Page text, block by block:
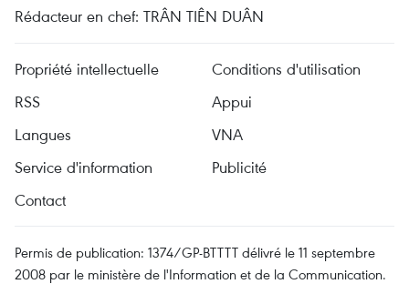
Rédacteur en chef: TRÂN TIÊN DUÂN
Propriété intellectuelle
Conditions d'utilisation
RSS
Appui
Langues
VNA
Service d'information
Publicité
Contact
Permis de publication: 1374/GP-BTTTT délivré le 11 septembre
2008 par le ministère de l'Information et de la Communication.